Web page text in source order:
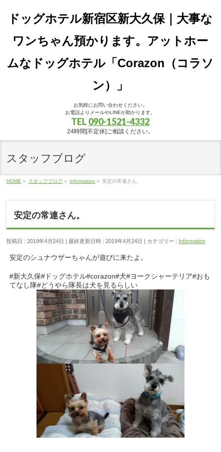
ドッグホテル新宿区新大久保｜大事な
ワンちゃん預かります。アットホー
ムなドッグホテル「Corazon（コラソ
ン）」
お気軽にお問い合わせください。
お電話よりメールやLINEが助かります。
TEL 090-1521-4332
24時間[不定休]ご相談ください。
スタッフブログ
HOME » スタッフブログ » Information » 安定の常連さん。
安定の常連さん。
投稿日 : 2019年4月24日 最終更新日時 : 2019年4月24日 カテゴリー : Information
安定のシュナウザーちゃんが遊びに来たよ。
#新大久保#ドッグホテル#corazon#犬#ヨークシャーテリア#おも
てなし隊#どうやら隊長は犬を見るらしい